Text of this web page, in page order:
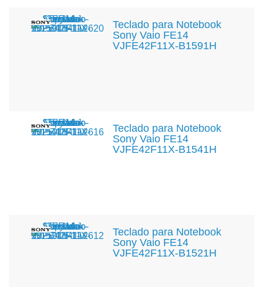
Teclado para Notebook
Sony Vaio FE14
VJFE42F11X-B1591H
Teclado para Notebook
Sony Vaio FE14
VJFE42F11X-B1541H
Teclado para Notebook
Sony Vaio FE14
VJFE42F11X-B1521H